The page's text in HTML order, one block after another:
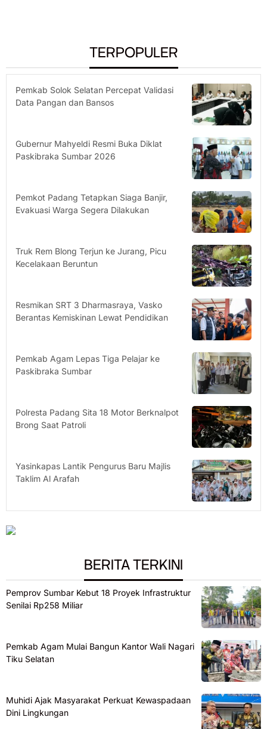
TERPOPULER
Pemkab Solok Selatan Percepat Validasi
Data Pangan dan Bansos
Gubernur Mahyeldi Resmi Buka Diklat
Paskibraka Sumbar 2026
Pemkot Padang Tetapkan Siaga Banjir,
Evakuasi Warga Segera Dilakukan
Truk Rem Blong Terjun ke Jurang, Picu
Kecelakaan Beruntun
Resmikan SRT 3 Dharmasraya, Vasko
Berantas Kemiskinan Lewat Pendidikan
Pemkab Agam Lepas Tiga Pelajar ke
Paskibraka Sumbar
Polresta Padang Sita 18 Motor Berknalpot
Brong Saat Patroli
Yasinkapas Lantik Pengurus Baru Majlis
Taklim Al Arafah
BERITA TERKINI
Pemprov Sumbar Kebut 18 Proyek Infrastruktur
Senilai Rp258 Miliar
Pemkab Agam Mulai Bangun Kantor Wali Nagari
Tiku Selatan
Muhidi Ajak Masyarakat Perkuat Kewaspadaan
Dini Lingkungan